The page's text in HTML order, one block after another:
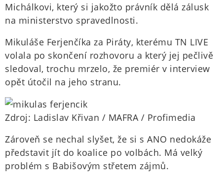
Michálkovi, který si jakožto právník dělá zálusk
na ministerstvo spravedlnosti.
Mikuláše Ferjenčíka za Piráty, kterému TN LIVE
volala po skončení rozhovoru a který jej pečlivě
sledoval, trochu mrzelo, že premiér v interview
opět útočil na jeho stranu.
Zdroj: Ladislav Křivan / MAFRA / Profimedia
Zároveň se nechal slyšet, že si s ANO nedokáže
představit jít do koalice po volbách. Má velký
problém s Babišovým střetem zájmů.